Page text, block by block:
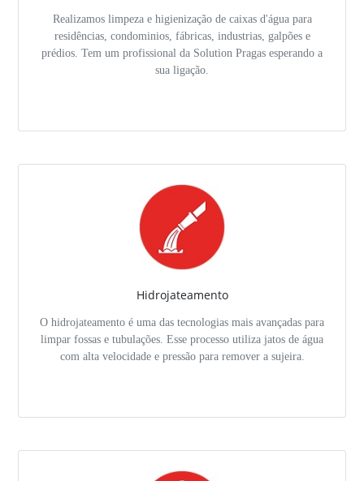
Realizamos limpeza e higienização de caixas d'água para
residências, condominios, fábricas, industrias, galpões e
prédios. Tem um profissional da Solution Pragas esperando a
sua ligação.
Hidrojateamento
O hidrojateamento é uma das tecnologias mais avançadas para
limpar fossas e tubulações. Esse processo utiliza jatos de água
com alta velocidade e pressão para remover a sujeira.